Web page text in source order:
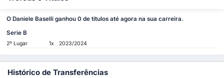
O Daniele Baselli ganhou 0 de títulos até agora na sua carreira.
Serie B
2º Lugar 1x 2023/2024
Histórico de Transferências